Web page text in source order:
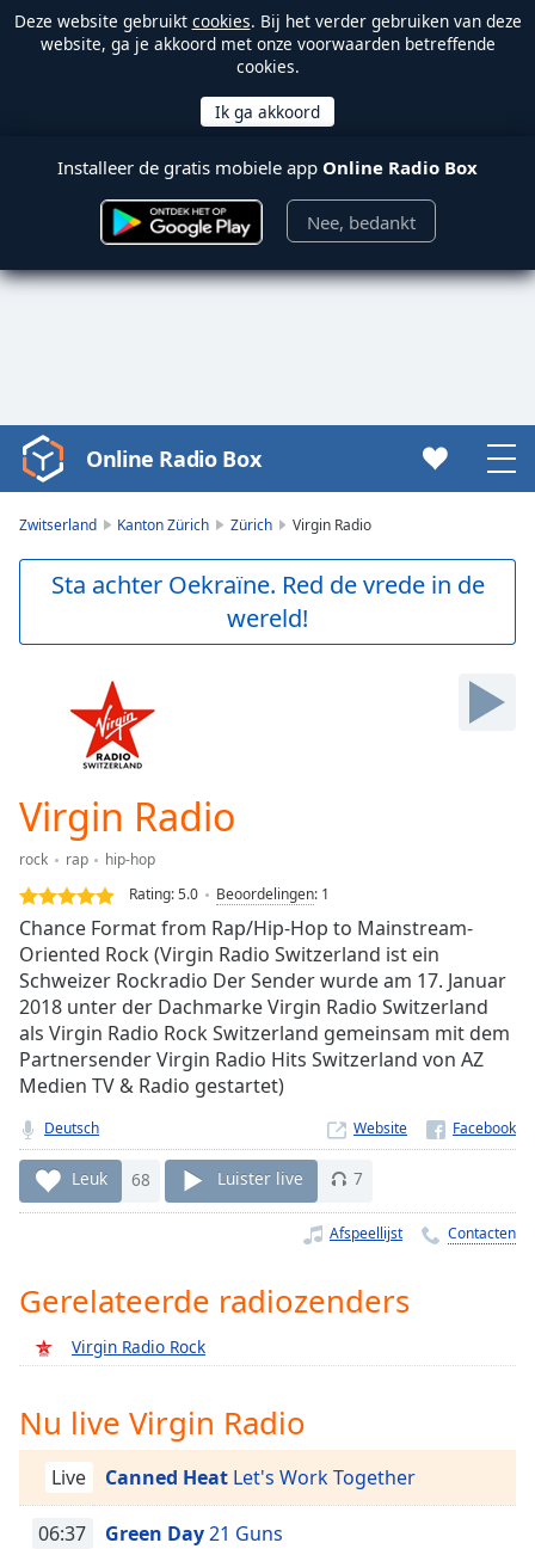
Deze website gebruikt cookies. Bij het verder gebruiken van deze
website, ga je akkoord met onze voorwaarden betreffende
cookies.
Installeer de gratis mobiele app Online Radio Box
Nee, bedankt
Video
Player
Skip
Duration-:-
Loaded :
0.00%
Stream
TypeLIVE
Seek to
currently
behind
live
Remaining
Time-
Playback
Chapters
Descriptions
descriptions
off ,
selected
Subtitles
Online Radio Box
Zwitserland Kanton Zürich Zürich Virgin Radio
Sta achter Oekraïne. Red de vrede in de
wereld!
Virgin Radio
rock rap
hip-hop
Rating:5.0 Beoordelingen: 1
Chance Format from Rap/Hip-Hop to Mainstream-
Oriented Rock (Virgin Radio Switzerland ist ein
Schweizer Rockradio Der Sender wurde am 17. Januar
2018 unter der Dachmarke Virgin Radio Switzerland
als Virgin Radio Rock Switzerland gemeinsam mit dem
Partnersender Virgin Radio Hits Switzerland von AZ
Medien TV & Radio gestartet)
Deutsch Website
Leuk 68 Luister live 7
Afspeellijst Contacten
Gerelateerde radiozenders
Virgin Radio Rock
Nu live Virgin Radio
Live Canned Heat Let's Work Together
06:37 Green Day21 Guns